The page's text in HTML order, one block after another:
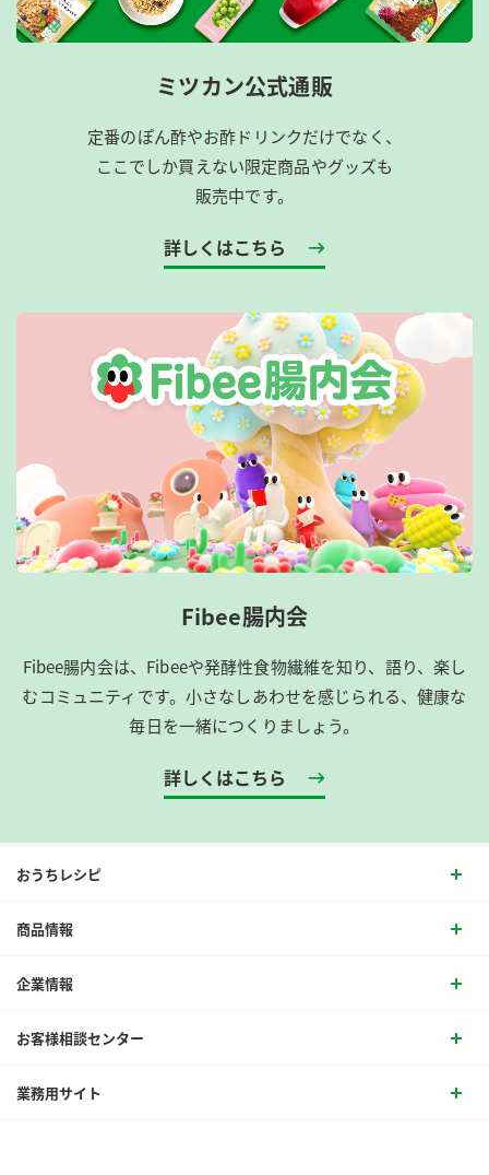
ミツカン公式通販
定番のぽん酢やお酢ドリンクだけでなく、
ここでしか買えない限定商品やグッズも
販売中です。
詳しくはこちら
Fibee腸内会
Fibee腸内会は、​Fibeeや発酵性食物繊維を知り、語り、楽し
むコミュニティです。​小さなしあわせを感じられる、健康な
毎日を一緒につくりましょう。
詳しくはこちら
おうちレシピ
商品情報
企業情報
お客様相談センター
業務用サイト